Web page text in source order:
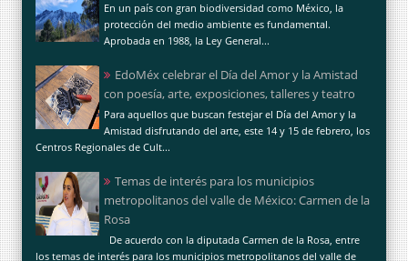
En un país con gran biodiversidad como México, la
protección del medio ambiente es fundamental.
Aprobada en 1988, la Ley General...
EdoMéx celebrar el Día del Amor y la Amistad
con poesía, arte, exposiciones, talleres y teatro
Para aquellos que buscan festejar el Día del Amor y la
Amistad disfrutando del arte, este 14 y 15 de febrero, los
Centros Regionales de Cult...
Temas de interés para los municipios
metropolitanos del valle de México: Carmen de la
Rosa
De acuerdo con la diputada Carmen de la Rosa, entre
los temas de interés para los municipios metropolitanos del valle de